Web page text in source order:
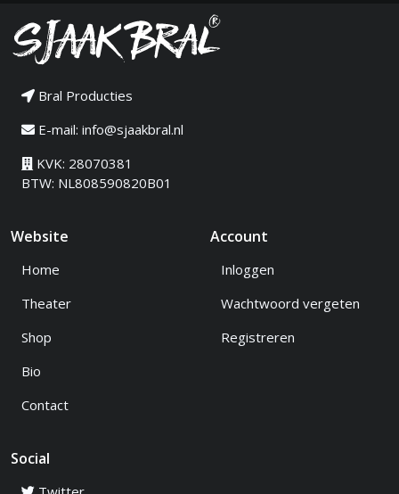
Bral Producties
E-mail: info@sjaakbral.nl
KVK: 28070381
BTW: NL808590820B01
Website
Home
Theater
Shop
Bio
Contact
Account
Inloggen
Wachtwoord vergeten
Registreren
Social